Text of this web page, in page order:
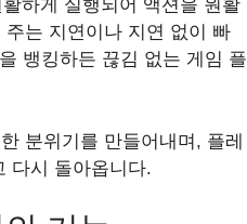
하게 실행되어 액션을 원활
는 지연이나 지연 없이 빠
뱅킹하든 끊김 없는 게임 플
분위기를 만들어내며, 플레
다시 돌아옵니다.